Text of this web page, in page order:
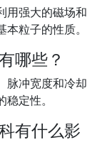
用强大的磁场和
粒子的性质。
哪些？
脉冲宽度和冷却
定性。
有什么影